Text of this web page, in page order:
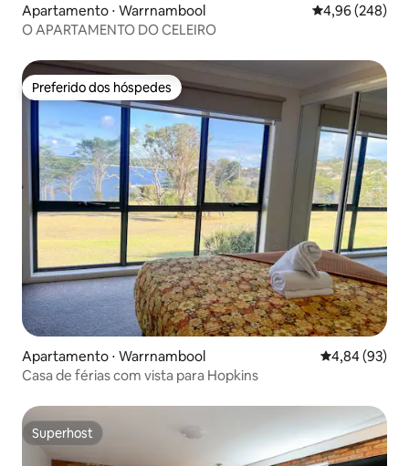
Apartamento ⋅ Warrnambool 4,96 de uma
4,96 (248)
O APARTAMENTO DO CELEIRO
Preferido dos hóspedes
Preferido dos hóspedes
Apartamento ⋅ Warrnambool 4,84 de uma
4,84 (93)
Casa de férias com vista para Hopkins
Superhost
Superhost